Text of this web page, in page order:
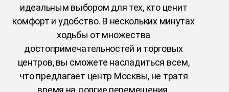
идеальным выбором для тех, кто ценит
комфорт и удобство. В нескольких минутах
ходьбы от множества
достопримечательностей и торговых
центров, вы сможете насладиться всем,
что предлагает центр Москвы, не тратя
время на долгие перемещения.